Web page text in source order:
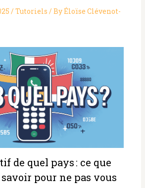
/ Tutoriels / ByÉloïse Clévenot-
de quel pays : ce que
pour ne pas vous